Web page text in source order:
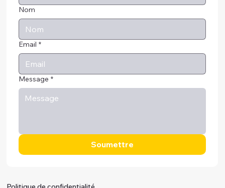
Nom
Email *
Message *
Soumettre